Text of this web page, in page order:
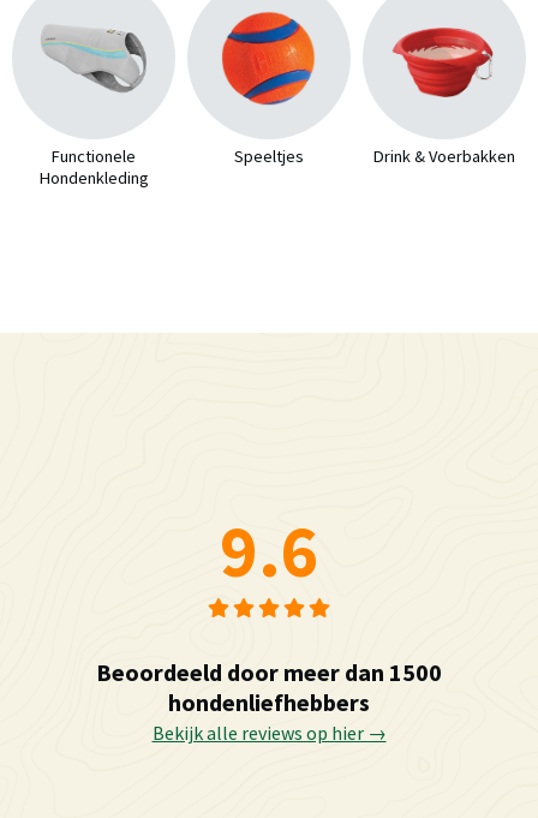
Functionele
Hondenkleding
Speeltjes Drink & Voerbakken
9.6
Beoordeeld door meer dan 1500
hondenliefhebbers
Bekijk alle reviews op hier →